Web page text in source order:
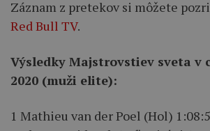
Záznam z pretekov si môžete
Red Bull TV.
Výsledky Majstrovstiev sveta v
2020 (muži elite):
1 Mathieu van der Poel (Hol)